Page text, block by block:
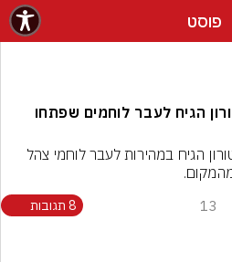
פוסט
הגיח לעבר לוחמים שפתחו
13 8 תגובות